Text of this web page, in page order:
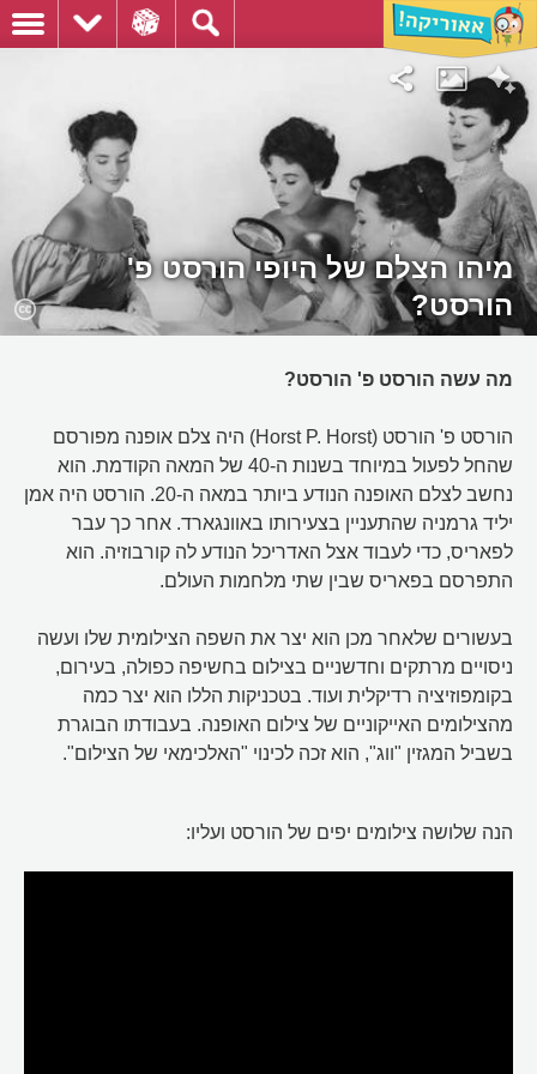
מיהו הצלם של היופי הורסט פ'
הורסט?
מה עשה הורסט פ' הורסט?
הורסט פ' הורסט (Horst P. Horst) היה צלם אופנה מפורסם
שהחל לפעול במיוחד בשנות ה-40 של המאה הקודמת. הוא
נחשב לצלם האופנה הנודע ביותר במאה ה-20. הורסט היה אמן
יליד גרמניה שהתעניין בצעירותו באוונגארד. אחר כך עבר
לפאריס, כדי לעבוד אצל האדריכל הנודע לה קורבוזיה. הוא
התפרסם בפאריס שבין שתי מלחמות העולם.
בעשורים שלאחר מכן הוא יצר את השפה הצילומית שלו ועשה
ניסויים מרתקים וחדשניים בצילום בחשיפה כפולה, בעירום,
בקומפוזיציה רדיקלית ועוד. בטכניקות הללו הוא יצר כמה
מהצילומים האייקוניים של צילום האופנה. בעבודתו הבוגרת
בשביל המגזין "ווג", הוא זכה לכינוי "האלכימאי של הצילום".
הנה שלושה צילומים יפים של הורסט ועליו: